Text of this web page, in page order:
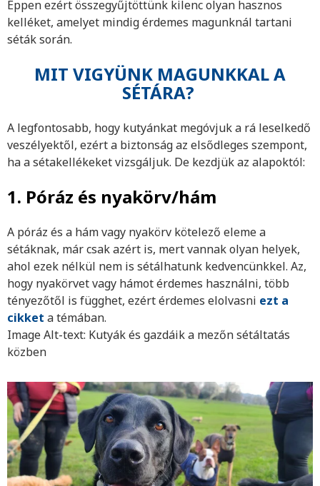
Éppen ezért összegyűjtöttünk kilenc olyan hasznos
kelléket, amelyet mindig érdemes magunknál tartani
séták során.
MIT VIGYÜNK MAGUNKKAL A
SÉTÁRA?
A legfontosabb, hogy kutyánkat megóvjuk a rá leselkedő
veszélyektől, ezért a biztonság az elsődleges szempont,
ha a sétakellékeket vizsgáljuk. De kezdjük az alapoktól:
1. Póráz és nyakörv/hám
A póráz és a hám vagy nyakörv kötelező eleme a
sétáknak, már csak azért is, mert vannak olyan helyek,
ahol ezek nélkül nem is sétálhatunk kedvencünkkel. Az,
hogy nyakörvet vagy hámot érdemes használni, több
tényezőtől is függhet, ezért érdemes elolvasni ezt a
cikket a témában.
Image Alt-text: Kutyák és gazdáik a mezőn sétáltatás
közben